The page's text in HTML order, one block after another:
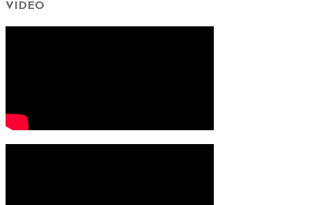
VIDEO